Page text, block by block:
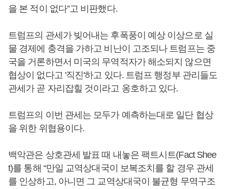
을 본 적이 없다”고 비판했다.
트럼프의 관세가 빚어내는 후폭풍이 예상 이상으로 실
물 경제에 충격을 가하고 비난이 고조되나 트럼프는 중
국을 거론하면서 미국의 무역적자가 해소되지 않으면
협상이 없다고 '직진'하고 있다. 트럼프 행정부 관리들도
관세가 곧 자리잡힐 것이라고 옹호하고 있다.
트럼프의 이번 관세는 모두가 예측하는대로 일단 협상
을 위한 위협용이다.
백악관은 상호관세 발표 때 내놓은 팩트시트(Fact Shee
t)를 통해 “만일 교역상대국이 보복조치를 할 경우 관세
를 인상하고, 아니면 그 교역상대국이 불균형 무역구조